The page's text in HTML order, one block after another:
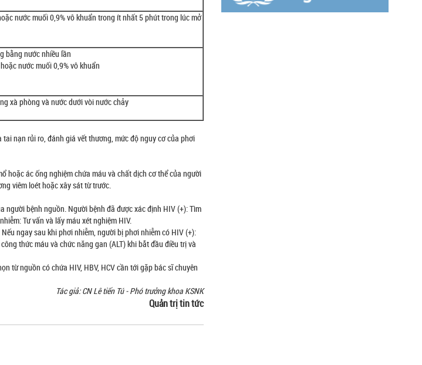
nước muối 0,9% vô khuẩn trong ít nhất 5 phút trong lúc mở
bằng nước nhiều lần
nước muối 0,9% vô khuẩn
xà phòng và nước dưới vòi nước chảy
nạn rủi ro, đánh giá vết thương, mức độ nguy cơ của phơi
hoặc ác ống nghiệm chứa máu và chất dịch cơ thể của người
viêm loét hoặc xây sát từ trước.
bệnh nguồn. Người bệnh đã được xác định HIV (+): Tìm
Tư vấn và lấy máu xét nghiệm HIV.
ngay sau khi phơi nhiễm, người bị phơi nhiễm có HIV (+):
thức máu và chức năng gan (ALT) khi bắt đầu điều trị và
từ nguồn có chứa HIV, HBV, HCV cần tới gặp bác sĩ chuyên
Tác giả: CN Lê tiến Tú - Phó trưởng khoa KSNK
Quản trị tin tức